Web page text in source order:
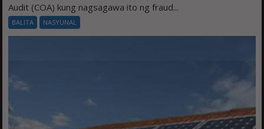
Audit (COA) kung nagsagawa ito ng fraud...
BALITA NASYUNAL